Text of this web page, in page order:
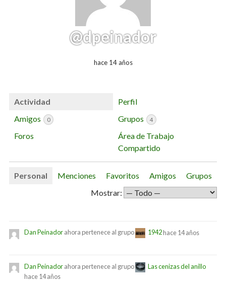
@dpeinador
hace 14 años
Actividad
Perfil
Amigos
0 Grupos 4
Foros
Área de Trabajo
Compartido
Personal Menciones Favoritos Amigos
Grupos
Mostrar:
Dan Peinadorahora pertenece al grupo 1942hace 14 años
Dan Peinadorahora pertenece al grupo
Las cenizas del anillo
hace 14 años